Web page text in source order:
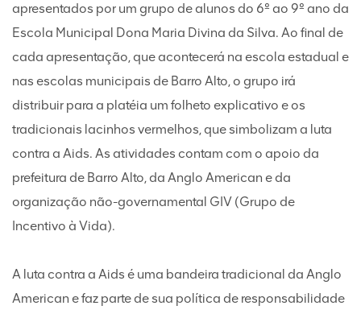
apresentados por um grupo de alunos do 6º ao 9º ano da
Escola Municipal Dona Maria Divina da Silva. Ao final de
cada apresentação, que acontecerá na escola estadual e
nas escolas municipais de Barro Alto, o grupo irá
distribuir para a platéia um folheto explicativo e os
tradicionais lacinhos vermelhos, que simbolizam a luta
contra a Aids. As atividades contam com o apoio da
prefeitura de Barro Alto, da Anglo American e da
organização não-governamental GIV (Grupo de
Incentivo à Vida).
A luta contra a Aids é uma bandeira tradicional da Anglo
American e faz parte de sua política de responsabilidade